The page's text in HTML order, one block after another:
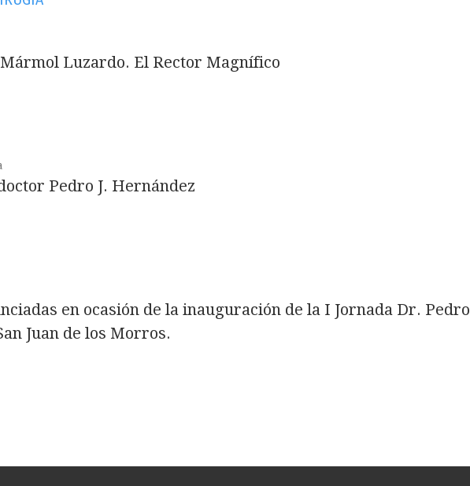
Luzardo. El Rector Magnífico
Pedro J. Hernández
en ocasión de la inauguración de la I Jornada Dr. Pedro
Juan de los Morros.